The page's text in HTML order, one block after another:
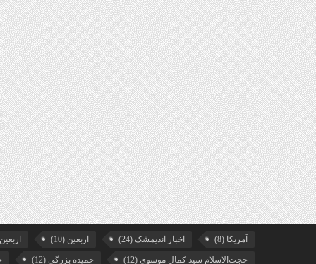
آمریکا (8) اخبار اندیمشک (24) اربعین (10) اربعین99
حجت‌الاسلام سید کمال موسوی (12) حمیده بزرگی (12)